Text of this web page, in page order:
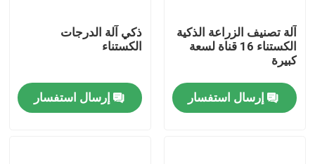
مسكن
آلة تصنيف الزراعة الذكية
الكستناء 16 قناة لسعة
كبيرة
إرسال استفسار
ذكي آلة الدرجات
الكستناء
إرسال استفسار